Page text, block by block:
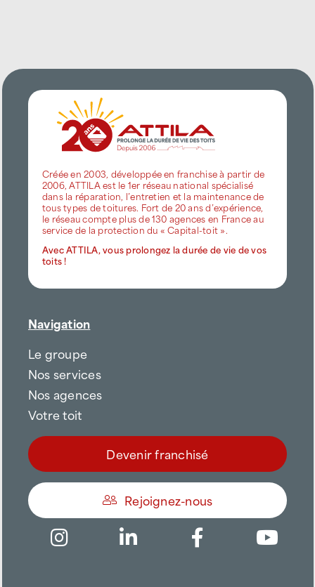
Créée en 2003, développée en franchise à partir de
2006, ATTILA est le 1er réseau national spécialisé
dans la réparation, l’entretien et la maintenance de
tous types de toitures. Fort de 20 ans d’expérience,
le réseau compte plus de 130 agences en France au
service de la protection du « Capital-toit ».
Avec ATTILA, vous prolongez la durée de vie de vos
toits !
Navigation
Le groupe
Nos services
Nos agences
Votre toit
Devenir franchisé
Rejoignez-nous